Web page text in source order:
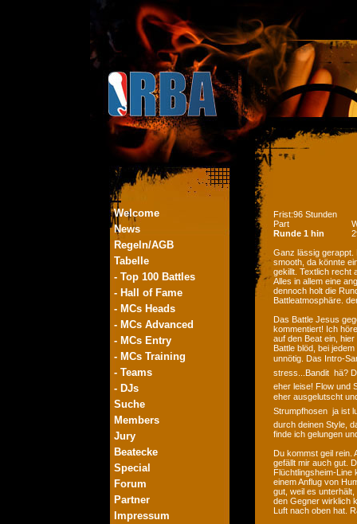
Welcome
News
Regeln/AGB
Tabelle
- Top 100 Battles
- Hall of Fame
- MCs Heads
- MCs Advanced
- MCs Entry
- MCs Training
- Teams
- DJs
Suche
Members
Jury
Beatecke
Special
Forum
Partner
Impressum
Frist:96 Stunden
Part
Runde 1 hin
Ganz lässig gerappt.
smooth, da könnte
gekillt. Textlich recht
Alles in allem eine
dennoch holt die
Battleatmosphäre.
Das Battle Jesus
kommentiert! Ich
auf den Beat ein,
Battle blöd, bei
unnötig. Das Intro-
stress...Bandit 
eher leise! Flow und
eher ausgelutscht
Strumpfhosen  ja ist
durch deinen Style,
finde ich gelungen
Du kommst geil rein.
gefällt mir auch gut.
Flüchtlingsheim-Line
einem Anflug von
gut, weil es
den Gegner wirklich
Luft nach oben hat.